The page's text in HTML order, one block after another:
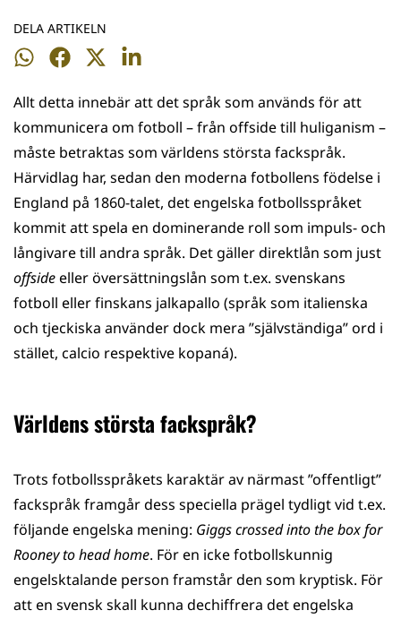
DELA ARTIKELN
Dela
WhatsApp
Dela
Facebook
Dela
Twitter
Dela
LinkedIn
Allt detta innebär att det språk som används för att
kommunicera om fotboll – från offside till huliganism –
måste betraktas som världens största fackspråk.
Härvidlag har, sedan den moderna fotbollens födelse i
England på 1860-talet, det engelska fotbollsspråket
kommit att spela en dominerande roll som impuls- och
långivare till andra språk. Det gäller direktlån som just
offsideeller översättningslån som t.ex. svenskans
fotboll eller finskans jalkapallo (språk som italienska
och tjeckiska använder dock mera ”självständiga” ord i
stället, calcio respektive kopaná).
Världens största fackspråk?
Trots fotbollsspråkets karaktär av närmast ”offentligt”
fackspråk framgår dess speciella prägel tydligt vid t.ex.
följande engelska mening: Giggs crossed into the box for
Rooney to head home. För en icke fotbollskunnig
engelsktalande person framstår den som kryptisk. För
att en svensk skall kunna dechiffrera det engelska